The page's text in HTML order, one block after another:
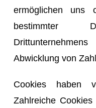
ermöglichen uns
bestimmter
Abwicklung von
Cookies haben
Zahlreiche